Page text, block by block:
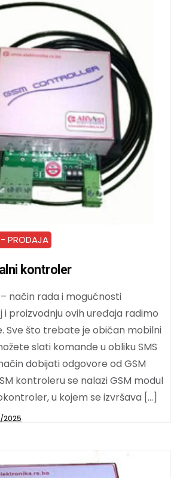
PRODAJA
kontroler
način rada i mogućnosti
i proizvodnju ovih uređaja radimo
Sve što trebate je običan mobilni
slati komande u obliku SMS
dobijati odgovore od GSM
kontroleru se nalazi GSM modul
u kojem se izvršava […]